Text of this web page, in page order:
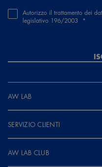
Autorizzo il trattamento dei
legislativo 196/2003
AW LAB
SERVIZIO CLIENTI
AW LAB CLUB